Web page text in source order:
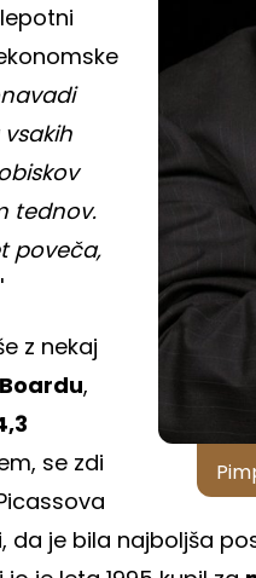
tednov.
poveča,
z nekaj
,
se zdi
da je bila najboljša